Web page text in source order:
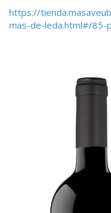
https://
mas-de-leda.html#/85-